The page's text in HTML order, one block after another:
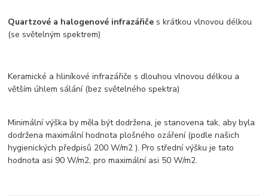
Quartzové a halogenové infrazářiče s krátkou vlnovou délkou
(se světelným spektrem)
Keramické a hliníkové infrazářiče s dlouhou vlnovou délkou a
větším úhlem sálání (bez světelného spektra)
Minimální výška by měla být dodržena, je stanovena tak, aby byla
dodržena maximální hodnota plošného ozáření (podle našich
hygienických předpisů 200 W/m2 ). Pro střední výšku je tato
hodnota asi 90 W/m2, pro maximální asi 50 W/m2.